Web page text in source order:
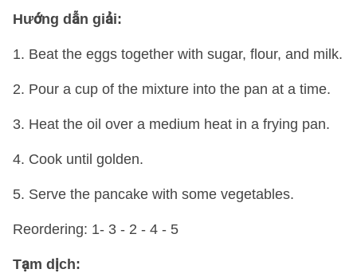
Hướng dẫn giải:
1. Beat the eggs together with sugar, flour, and milk.
2. Pour a cup of the mixture into the pan at a time.
3. Heat the oil over a medium heat in a frying pan.
4. Cook until golden.
5. Serve the pancake with some vegetables.
Reordering: 1- 3 - 2 - 4 - 5
Tạm dịch: